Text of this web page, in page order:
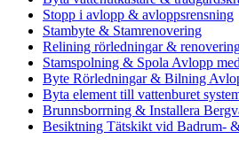
Stopp i avlopp & avloppsrensning
Stambyte & Stamrenovering
Relining rörledningar &
Stamspolning & Spola Avlopp
Byte Rörledningar & Bilning
Byta element till vattenburet
Brunnsborrning & Installera
Besiktning Tätskikt vid Badrum-